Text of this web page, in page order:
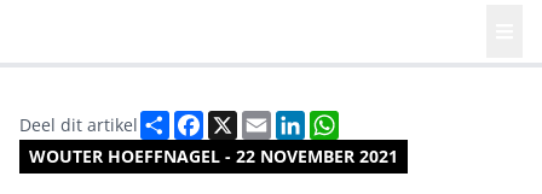
WOUTER HOEFFNAGEL - 22 NOVEMBER 2021
Deel dit artikel DeelFacebook
X EmailLinkedIn